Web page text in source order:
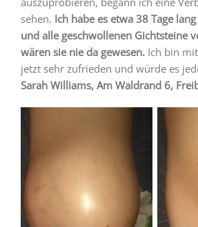
sehen. Ich habe es etwa 38 Tage
und alle geschwollenen Gichtsteine
wären sie nie da gewesen. Ich bin
jetzt sehr zufrieden und würde es
Sarah Williams, Am Waldrand 6,